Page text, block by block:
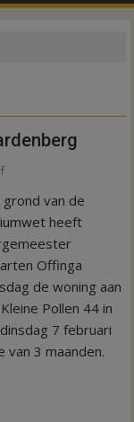
grond van de
heeft
Offinga
de woning aan
Pollen 44 in
7 februari
3 maanden.